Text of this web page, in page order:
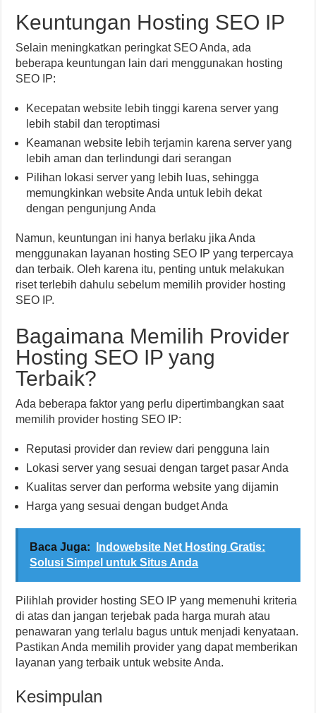
Keuntungan Hosting SEO IP
Selain meningkatkan peringkat SEO Anda, ada
beberapa keuntungan lain dari menggunakan hosting
SEO IP:
Kecepatan website lebih tinggi karena server yang
lebih stabil dan teroptimasi
Keamanan website lebih terjamin karena server yang
lebih aman dan terlindungi dari serangan
Pilihan lokasi server yang lebih luas, sehingga
memungkinkan website Anda untuk lebih dekat
dengan pengunjung Anda
Namun, keuntungan ini hanya berlaku jika Anda
menggunakan layanan hosting SEO IP yang terpercaya
dan terbaik. Oleh karena itu, penting untuk melakukan
riset terlebih dahulu sebelum memilih provider hosting
SEO IP.
Bagaimana Memilih Provider
Hosting SEO IP yang
Terbaik?
Ada beberapa faktor yang perlu dipertimbangkan saat
memilih provider hosting SEO IP:
Reputasi provider dan review dari pengguna lain
Lokasi server yang sesuai dengan target pasar Anda
Kualitas server dan performa website yang dijamin
Harga yang sesuai dengan budget Anda
Baca Juga:
Indowebsite Net Hosting Gratis:
Solusi Simpel untuk Situs Anda
Pilihlah provider hosting SEO IP yang memenuhi kriteria
di atas dan jangan terjebak pada harga murah atau
penawaran yang terlalu bagus untuk menjadi kenyataan.
Pastikan Anda memilih provider yang dapat memberikan
layanan yang terbaik untuk website Anda.
Kesimpulan